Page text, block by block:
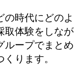
時代にどのよ
取体験をしなが
ループでまとめ
ります。